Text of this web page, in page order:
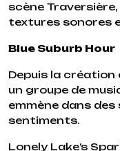
scène
textures sonores
Blue Suburb Hour
Depuis la création
un groupe de
emmène dans des
sentiments.
Lonely Lake’s